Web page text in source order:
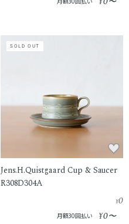
SOLD OUT
Jens.H.Quistgaard Cup & Saucer
R308D304A
¥0
月額30回払い ¥0〜